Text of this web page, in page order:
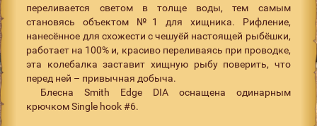
переливается светом в толще воды, тем самым
становясь объектом №1 для хищника. Рифление,
нанесённое для схожести с чешуёй настоящей рыбёшки,
работает на 100% и, красиво переливаясь при проводке,
эта колебалка заставит хищную рыбу поверить, что
перед ней – привычная добыча.
Блесна Smith Edge DIA оснащена одинарным
крючком Single hook #6.